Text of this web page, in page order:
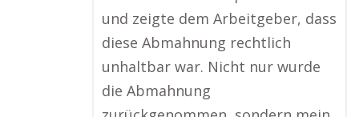
und zeigte dem Arbeitgeber, dass
diese Abmahnung rechtlich
unhaltbar war. Nicht nur wurde
die Abmahnung